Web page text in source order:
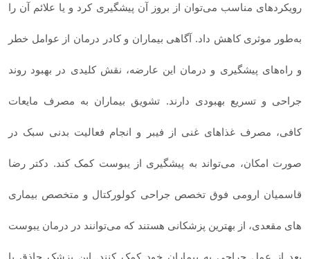
رویکردهای مناسب می‌توان از بروز آن پیشگیری کرد و یا علائم آن را
به‌طور موثری کاهش داد. آگاهی بیماران و کادر درمان از عوامل خطر
و راه‌های پیشگیری و درمان این عارضه، نقش کلیدی در بهبود روند
جراحی و تسریع بهبودی دارند. تشویق بیماران به مصرف مایعات
کافی، مصرف غذاهای غنی از فیبر و انجام فعالیت بدنی سبک در
صورت امکان، می‌تواند به پیشگیری از یبوست کمک کند. دکتر رضا
قاسمیان ارومی فوق تخصص جراحی کولورکتال و متخصص بیماری­‌
های مقعدی، از بهترین پزشکانی هستند که می­‌توانند در درمان یبوست
بعد از عمل جراحی به بیماران خود کمک کنند. این پزشک حاذق با